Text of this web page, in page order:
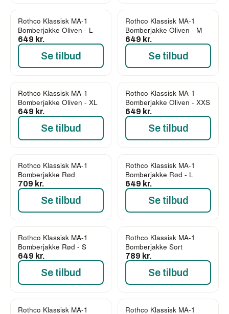
Rothco Klassisk MA-1
Bomberjakke Oliven - L
649 kr.
Se tilbud
Rothco Klassisk MA-1
Bomberjakke Oliven - M
649 kr.
Se tilbud
Rothco Klassisk MA-1
Bomberjakke Oliven - XL
649 kr.
Se tilbud
Rothco Klassisk MA-1
Bomberjakke Oliven - XXS
649 kr.
Se tilbud
Rothco Klassisk MA-1
Bomberjakke Rød
709 kr.
Se tilbud
Rothco Klassisk MA-1
Bomberjakke Rød - L
649 kr.
Se tilbud
Rothco Klassisk MA-1
Bomberjakke Rød - S
649 kr.
Se tilbud
Rothco Klassisk MA-1
Bomberjakke Sort
789 kr.
Se tilbud
Rothco Klassisk MA-1 Rothco Klassisk MA-1